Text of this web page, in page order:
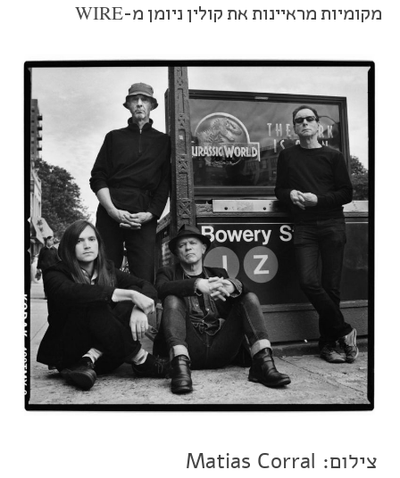
מקומיות מראיינות את קולין ניומן מ-WIRE
צילום: Matias Corral